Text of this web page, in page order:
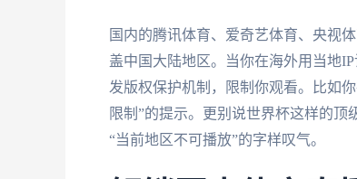
国内的腾讯体育、爱奇艺体育、央视
盖中国大陆地区。当你在海外用当地
发版权保护机制，限制你观看。比如
限制”的提示。更别说世界杯这样的
“当前地区不可播放”的字样叹气。